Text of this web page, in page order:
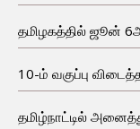
தமிழகத்தில் ஜூன்
10-ம் வகுப்பு
தமிழ்நாட்டில்